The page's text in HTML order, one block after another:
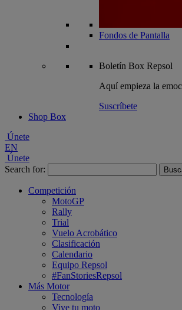
Fondos de Pantalla
Boletín Box Repsol
Aquí empieza la
Suscríbete
Shop Box
Únete
EN
Únete
Search for:
Competición
MotoGP
Rally
Trial
Vuelo Acrobático
Clasificación
Calendario
Equipo Repsol
#FanStoriesRepsol
Más Motor
Tecnología
Vive tu moto